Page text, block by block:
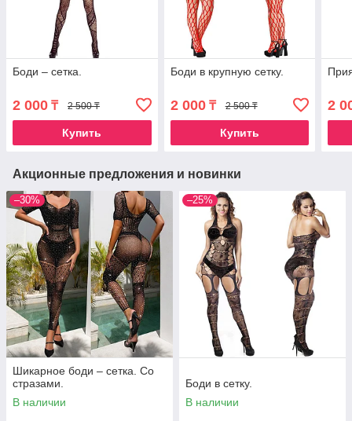
Боди – сетка.
2 000 ₸ 2 500 ₸
Купить
Боди в крупную сетку.
2 000₸ 2 500 ₸
Купить
2
Акционные предложения и новинки
–30%
Шикарное боди – сетка. Со
стразами.
В наличии
–25%
Боди в сетку.
В наличии